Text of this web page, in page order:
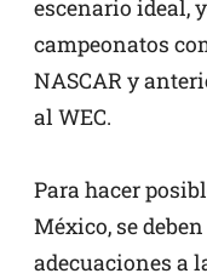
escenario ideal,
campeonatos
NASCAR y
al WEC.
Para hacer
México, se
adecuaciones a